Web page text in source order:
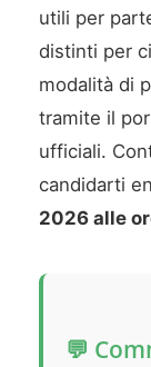
utili per
distinti per
modalità di
tramite il
ufficiali.
candidarti
2026 alle
💬